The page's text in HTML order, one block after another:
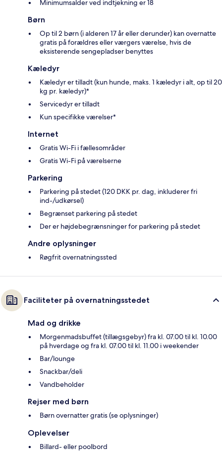
Minimumsalder ved indtjekning er 18
Børn
Op til 2 børn (i alderen 17 år eller derunder) kan overnatte
gratis på forældres eller værgers værelse, hvis de
eksisterende sengepladser benyttes
Kæledyr
Kæledyr er tilladt (kun hunde, maks. 1 kæledyr i alt, op til 20
kg pr. kæledyr)*
Servicedyr er tilladt
Kun specifikke værelser*
Internet
Gratis Wi-Fi i fællesområder
Gratis Wi-Fi på værelserne
Parkering
Parkering på stedet (120 DKK pr. dag, inkluderer fri
ind-/udkørsel)
Begrænset parkering på stedet
Der er højdebegrænsninger for parkering på stedet
Andre oplysninger
Røgfrit overnatningssted
Faciliteter på overnatningsstedet
Mad og drikke
Morgenmadsbuffet (tillægsgebyr) fra kl. 07.00 til kl. 10.00
på hverdage og fra kl. 07.00 til kl. 11.00 i weekender
Bar/lounge
Snackbar/deli
Vandbeholder
Rejser med børn
Børn overnatter gratis (se oplysninger)
Oplevelser
Billard- eller poolbord